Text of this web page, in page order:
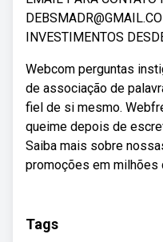
INVESTIMENTOS
Webcom perguntas
de associação de
fiel de si mesmo.
queime depois de
Saiba mais sobre
promoções em milhões
Tags